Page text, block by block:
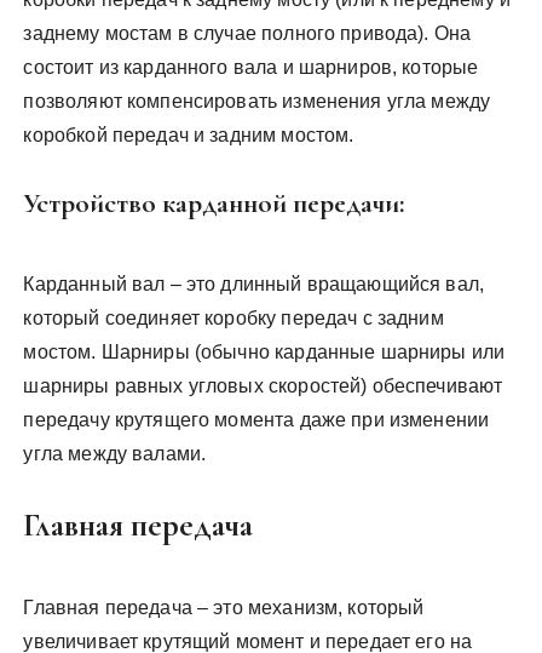
заднему мостам в случае полного привода). Она
состоит из карданного вала и шарниров, которые
позволяют компенсировать изменения угла между
коробкой передач и задним мостом.
Устройство карданной передачи:
Карданный вал – это длинный вращающийся вал,
который соединяет коробку передач с задним
мостом. Шарниры (обычно карданные шарниры или
шарниры равных угловых скоростей) обеспечивают
передачу крутящего момента даже при изменении
угла между валами.
Главная передача
Главная передача – это механизм, который
увеличивает крутящий момент и передает его на